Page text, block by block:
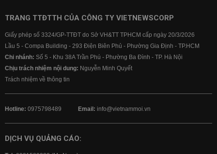
TRANG TTĐTTH CỦA CÔNG TY VIETNEWSCORP
Giấy phép số 3324/GP-TTĐT do Sở VH&TT TPHCM cấp ngày 20/3/2026
Lầu 5 - Compa Building - 293 Điện Biên Phủ - Phường Gia Định - TP.HCM
Chi nhánh: Số 5 - Khu 38A Trần Phú - Phường Ba Đình - TP. Hà Nội
Chịu trách nhiệm nội dung: Nguyễn Minh Quyết
Trách nhiệm về thông tin
Hotline: 0975798489 Email: info@vietnammoi.vn
DỊCH VỤ QUẢNG CÁO: